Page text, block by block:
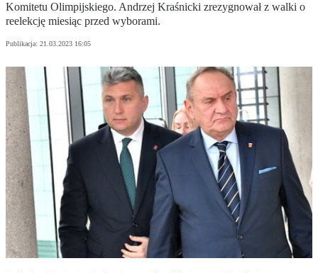
Komitetu Olimpijskiego. Andrzej Kraśnicki zrezygnował z walki o
reelekcję miesiąc przed wyborami.
Publikacja: 21.03.2023 16:05